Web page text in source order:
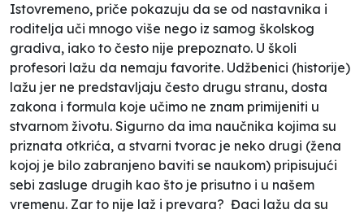
Istovremeno, priče pokazuju da se od nastavnika i
roditelja uči mnogo više nego iz samog školskog
gradiva, iako to često nije prepoznato. U školi
profesori lažu da nemaju favorite. Udžbenici (historije)
lažu jer ne predstavljaju često drugu stranu, dosta
zakona i formula koje učimo ne znam primijeniti u
stvarnom životu. Sigurno da ima naučnika kojima su
priznata otkrića, a stvarni tvorac je neko drugi (žena
kojoj je bilo zabranjeno baviti se naukom) pripisujući
sebi zasluge drugih kao što je prisutno i u našem
vremenu. Zar to nije laž i prevara? Đaci lažu da su